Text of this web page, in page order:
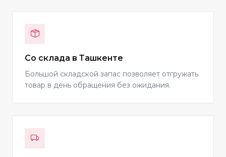
Со склада в Ташкенте
Большой складской запас позволяет отгружать
товар в день обращения без ожидания.